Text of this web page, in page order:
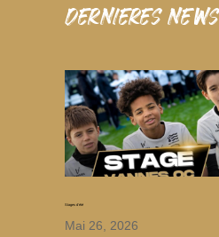
dernieres news
Stages d’été
Mai 26, 2026